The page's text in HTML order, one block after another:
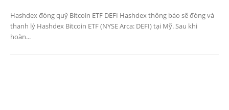
Hashdex đóng quỹ Bitcoin ETF DEFI Hashdex thông báo sẽ đóng và
thanh lý Hashdex Bitcoin ETF (NYSE Arca: DEFI) tại Mỹ. Sau khi
hoàn...